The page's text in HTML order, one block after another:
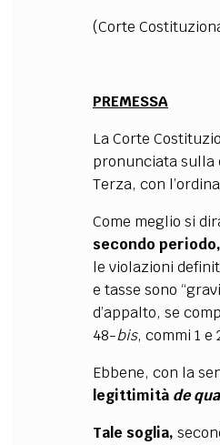
(Corte
PREMESSA
La Corte
pronunciata sulla
Terza, con
Come meglio si
secondo
le violazioni
e tasse sono
d’appalto, se
48-bis, commi 1 e
Ebbene, con la
legittimità de qua
Tale soglia,